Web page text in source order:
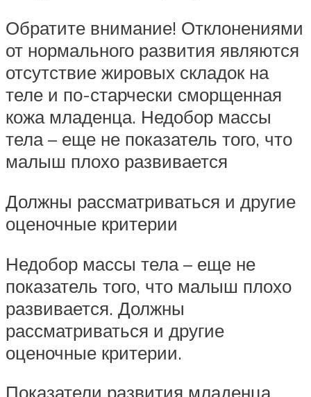
Обратите внимание! Отклонениями
от нормального развития являются
отсутствие жировых складок на
теле и по-старчески сморщенная
кожа младенца. Недобор массы
тела – еще не показатель того, что
малыш плохо развивается
Должны рассматриваться и другие
оценочные критерии
Недобор массы тела – еще не
показатель того, что малыш плохо
развивается. Должны
рассматриваться и другие
оценочные критерии.
Показатели развития младенца